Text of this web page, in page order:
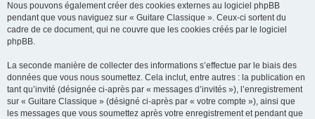
Nous pouvons également créer des cookies externes au logiciel phpBB
pendant que vous naviguez sur « Guitare Classique ». Ceux-ci sortent du
cadre de ce document, qui ne couvre que les cookies créés par le logiciel
phpBB.
La seconde manière de collecter des informations s’effectue par le biais des
données que vous nous soumettez. Cela inclut, entre autres : la publication en
tant qu’invité (désignée ci-après par « messages d’invités »), l’enregistrement
sur « Guitare Classique » (désigné ci-après par « votre compte »), ainsi que
les messages que vous soumettez après votre enregistrement et pendant que